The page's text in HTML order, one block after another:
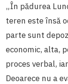
„În pădurea
teren este însă
parte sunt
economic, alta,
proces verbal,
Deoarece nu a